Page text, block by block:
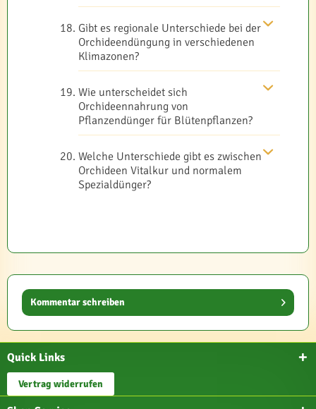
Gibt es regionale Unterschiede bei der
Orchideendüngung in verschiedenen
Klimazonen?
Wie unterscheidet sich
Orchideennahrung von
Pflanzendünger für Blütenpflanzen?
Welche Unterschiede gibt es zwischen
Orchideen Vitalkur und normalem
Spezialdünger?
Kommentar schreiben
Quick Links
Vertrag widerrufen